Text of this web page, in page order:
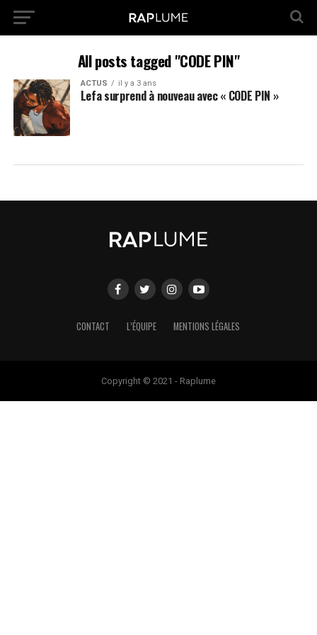
All posts tagged "CODE PIN"
ACTUS il y a 3 ans
Lefa surprend à nouveau avec « CODE PIN »
CONTACT L’ÉQUIPE MENTIONS LÉGALES
Copyright © 2021 - Raplume